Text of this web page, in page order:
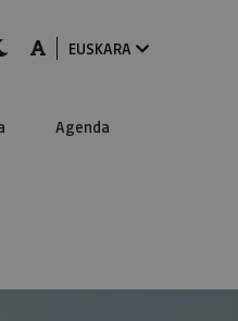
mode
A-modeEUSKARA
Agenda